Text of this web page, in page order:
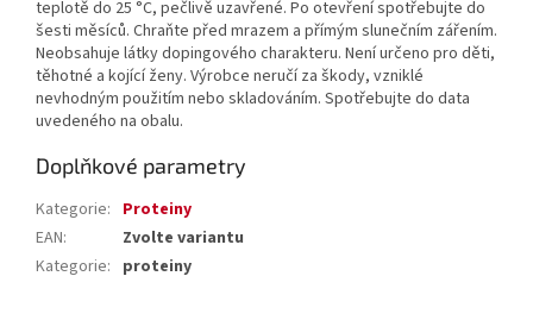
teplotě do 25 °C, pečlivě uzavřené. Po otevření spotřebujte do
šesti měsíců. Chraňte před mrazem a přímým slunečním zářením.
Neobsahuje látky dopingového charakteru. Není určeno pro děti,
těhotné a kojící ženy. Výrobce neručí za škody, vzniklé
nevhodným použitím nebo skladováním. Spotřebujte do data
uvedeného na obalu.
Doplňkové parametry
Kategorie: Proteiny
EAN:
Zvolte variantu
Kategorie: proteiny